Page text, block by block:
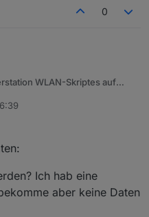
0
WLAN-Skriptes auf
bei Gateways
ausgeführt
GitHub
nutzen
als V2.12.1
Ich hab eine
aber keine Daten